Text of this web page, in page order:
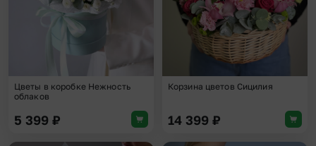
Цветы в коробке Нежность
облаков
5 399 ₽
Корзина цветов Сицилия
14 399 ₽